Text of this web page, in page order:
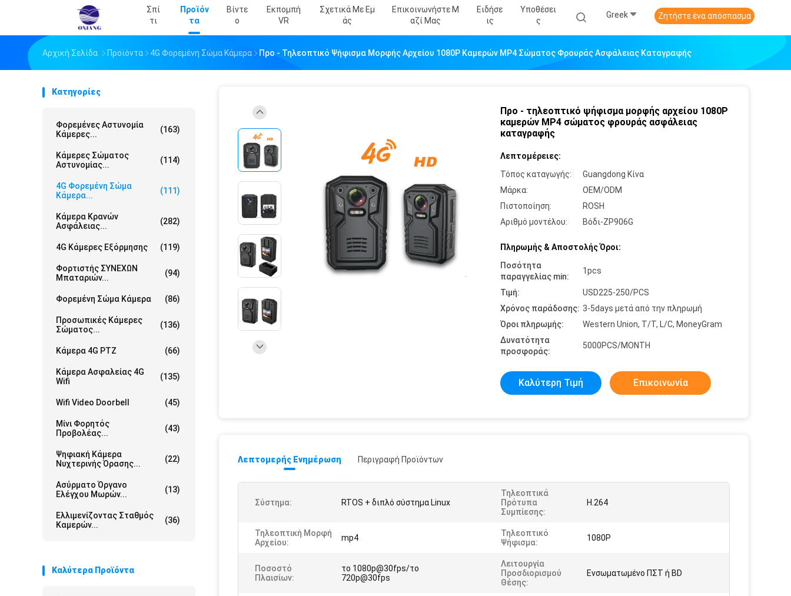
Σπί
Τι
Προϊόν
Τα
Βίντε
Ο
Εκπομπή
VR
Σχετικά Με Εμ
Άς
Επικοινωνήστε Μ
Αζί Μας
Ειδήσε
Ις
Υποθέσει
Σ
Greek Ζητήστε ένα απόσπασμα
Αρχική Σελίδα Προϊόντα 4G Φορεμένη Σώμα Κάμερα Προ - Τηλεοπτικό Ψήφισμα Μορφής Αρχείου 1080P Καμερών MP4 Σώματος Φρουράς Ασφάλειας Καταγραφής
Κατηγορίες
Φορεμένες Αστυνομία
Κάμερες...
(163)
Κάμερες Σώματος
Αστυνομίας...
(114)
4G Φορεμένη Σώμα
Κάμερα...
(111)
Κάμερα Κρανών
Ασφάλειας...
(282)
4G Κάμερες Εξόρμησης (119)
Φορτιστής ΣΥΝΕΧΩΝ
Μπαταριών...
(94)
Φορεμένη Σώμα Κάμερα (86)
Προσωπικές Κάμερες
Σώματος...
(136)
Κάμερα 4G PTZ (66)
Κάμερα Ασφαλείας 4G
Wifi
(135)
Wifi Video Doorbell (45)
Μίνι Φορητός
Προβολέας...
(43)
Ψηφιακή Κάμερα
Νυχτερινής Όρασης...
(22)
Ασύρματο Όργανο
Ελέγχου Μωρών...
(13)
Ελλιμενίζοντας Σταθμός
Καμερών...
(36)
Καλύτερα Προϊόντα
Προ - τηλεοπτικό ψήφισμα μορφής αρχείου 1080P
καμερών MP4 σώματος φρουράς ασφάλειας
καταγραφής
Λεπτομέρειες:
Τόπος καταγωγής:
Guangdong Κίνα
Μάρκα:
OEM/ODM
Πιστοποίηση:
ROSH
Αριθμό μοντέλου:
Βόδι-ZP906G
Πληρωμής & Αποστολής Όροι:
Ποσότητα
παραγγελίας min:
1pcs
Τιμή:
USD225-250/PCS
Χρόνος παράδοσης: 3-5days μετά από την πληρωμή
Όροι πληρωμής:
Western Union, T/T, L/C, MoneyGram
Δυνατότητα
προσφοράς:
5000PCS/MONTH
Καλύτερη Τιμή Επικοινωνία
Λεπτομερής Ενημέρωση Περιγραφή Προϊόντων
Σύστημα: RTOS + διπλό σύστημα Linux
Τηλεοπτικά
Πρότυπα
Συμπίεσης:
H.264
Τηλεοπτική Μορφή
Αρχείου:
mp4
Τηλεοπτικό
Ψήφισμα:
1080P
Ποσοστό
Πλαισίων:
το 1080p@30fps/το
720p@30fps
Λειτουργία
Προσδιορισμού
Θέσης:
Ενσωματωμένο ΠΣΤ ή BD